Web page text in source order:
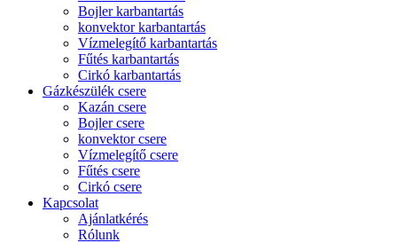
Bojler karbantartás
konvektor karbantartás
Vízmelegítő karbantartás
Fűtés karbantartás
Cirkó karbantartás
Gázkészülék csere
Kazán csere
Bojler csere
konvektor csere
Vízmelegítő csere
Fűtés csere
Cirkó csere
Kapcsolat
Ajánlatkérés
Rólunk